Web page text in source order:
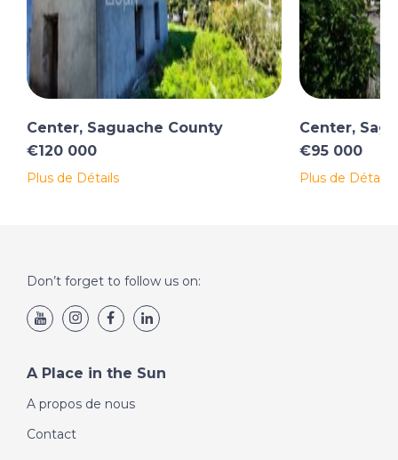
Center, Saguache County
€120 000
Plus de Détails
Center,
€95 000
Plus de Détails
Don’t forget to follow us on:
A Place in the Sun
A propos de nous
Contact